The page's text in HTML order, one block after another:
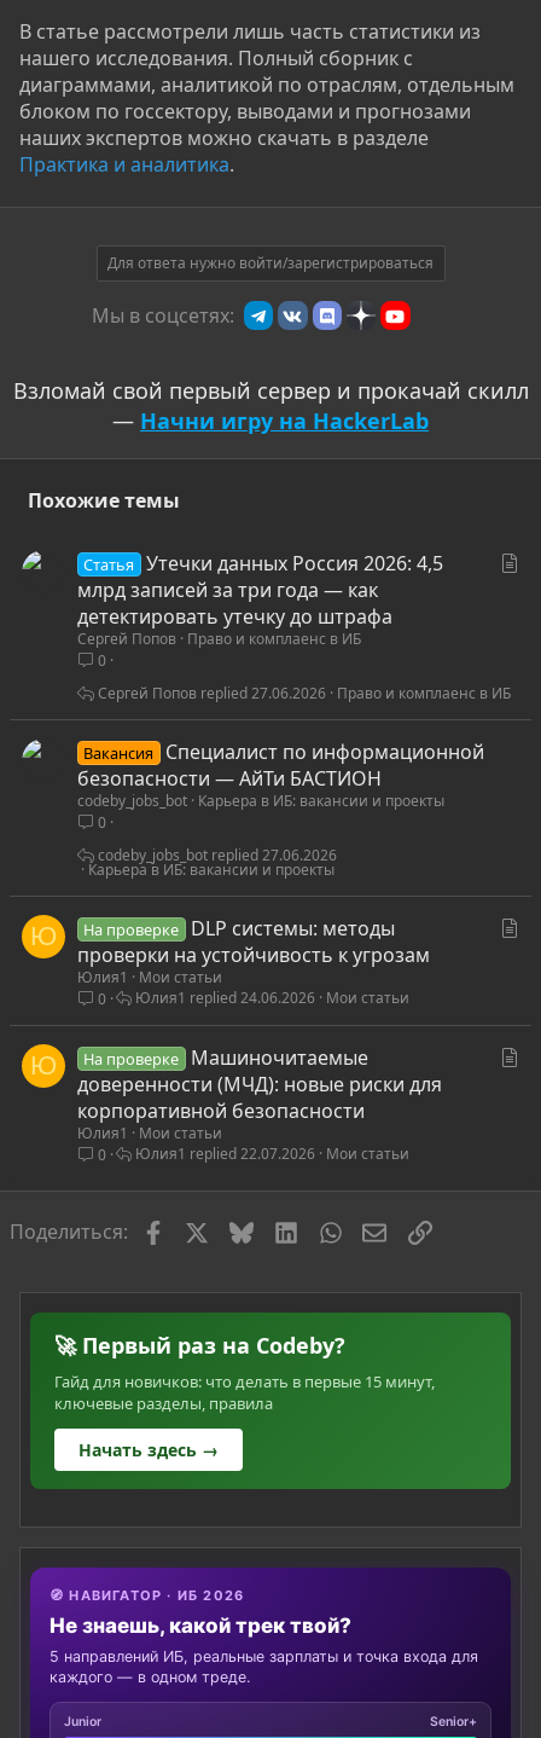
В статье рассмотрели лишь часть статистики из
нашего исследования. Полный сборник с
диаграммами, аналитикой по отраслям, отдельным
блоком по госсектору, выводами и прогнозами
наших экспертов можно скачать в разделе
Практика и аналитика.
Для ответа нужно войти/зарегистрироваться
Мы в соцсетях:
Взломай свой первый сервер и прокачай скилл
— Начни игру на HackerLab
Похожие темы
Статья
Утечки данных Россия 2026: 4,5
млрд записей за три года — как
детектировать утечку до штрафа
Сергей Попов Право и комплаенс в ИБ
0
Право и комплаенс в ИБ
27.06.2026
Сергей Попов
Вакансия
Специалист по информационной
безопасности — АйТи БАСТИОН
codeby_jobs_bot Карьера в ИБ: вакансии и проекты
0
Карьера в ИБ: вакансии и проекты
27.06.2026
codeby_jobs_bot
Ю
ь
На проверке
DLP системы: методы
проверки на устойчивость к угрозам
Юлия1
Мои статьи
0
Мои статьи
24.06.2026
Юлия1
Ю
я
На проверке
Машиночитаемые
доверенности (МЧД): новые риски для
корпоративной безопасности
Юлия1
Мои статьи
0
Мои статьи
22.07.2026
Юлия1
Поделиться: FacebookBlueskyLinkedInWhatsAppЭлектронная
Ссылка
🚀 Первый раз на Codeby?
Гайд для новичков: что делать в первые 15 минут,
ключевые разделы, правила
Начать здесь →
🧭 НАВИГАТОР · ИБ 2026
Не знаешь, какой трек твой?
5 направлений ИБ, реальные зарплаты и точка входа для
каждого — в одном треде.
Junior Senior+